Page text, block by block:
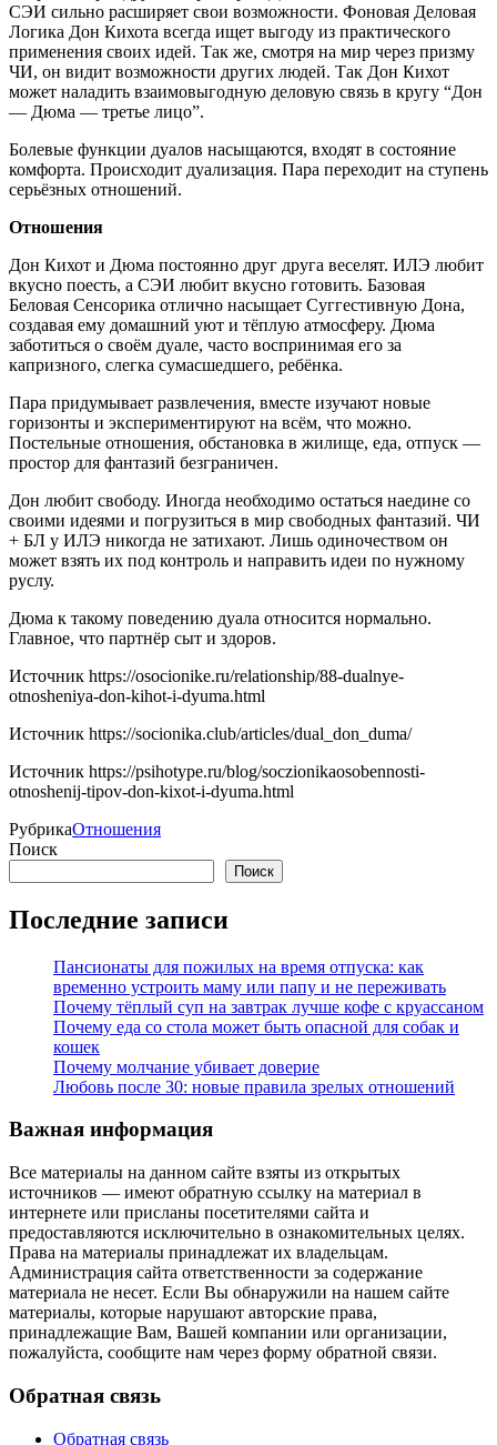
СЭИ сильно расширяет свои возможности. Фоновая Деловая
Логика Дон Кихота всегда ищет выгоду из практического
применения своих идей. Так же, смотря на мир через призму
ЧИ, он видит возможности других людей. Так Дон Кихот
может наладить взаимовыгодную деловую связь в кругу “Дон
— Дюма — третье лицо”.
Болевые функции дуалов насыщаются, входят в состояние
комфорта. Происходит дуализация. Пара переходит на ступень
серьёзных отношений.
Отношения
Дон Кихот и Дюма постоянно друг друга веселят. ИЛЭ любит
вкусно поесть, а СЭИ любит вкусно готовить. Базовая
Беловая Сенсорика отлично насыщает Суггестивную Дона,
создавая ему домашний уют и тёплую атмосферу. Дюма
заботиться о своём дуале, часто воспринимая его за
капризного, слегка сумасшедшего, ребёнка.
Пара придумывает развлечения, вместе изучают новые
горизонты и экспериментируют на всём, что можно.
Постельные отношения, обстановка в жилище, еда, отпуск —
простор для фантазий безграничен.
Дон любит свободу. Иногда необходимо остаться наедине со
своими идеями и погрузиться в мир свободных фантазий. ЧИ
+ БЛ у ИЛЭ никогда не затихают. Лишь одиночеством он
может взять их под контроль и направить идеи по нужному
руслу.
Дюма к такому поведению дуала относится нормально.
Главное, что партнёр сыт и здоров.
Источник https://osocionike.ru/relationship/88-dualnye-
otnosheniya-don-kihot-i-dyuma.html
Источник https://socionika.club/articles/dual_don_duma/
Источник https://psihotype.ru/blog/soczionikaosobennosti-
otnoshenij-tipov-don-kixot-i-dyuma.html
РубрикаОтношения
Поиск
Поиск
Последние записи
Пансионаты для пожилых на время отпуска: как
временно устроить маму или папу и не переживать
Почему тёплый суп на завтрак лучше кофе с круассаном
Почему еда со стола может быть опасной для собак и
кошек
Почему молчание убивает доверие
Любовь после 30: новые правила зрелых отношений
Важная информация
Все материалы на данном сайте взяты из открытых
источников — имеют обратную ссылку на материал в
интернете или присланы посетителями сайта и
предоставляются исключительно в ознакомительных целях.
Права на материалы принадлежат их владельцам.
Администрация сайта ответственности за содержание
материала не несет. Если Вы обнаружили на нашем сайте
материалы, которые нарушают авторские права,
принадлежащие Вам, Вашей компании или организации,
пожалуйста, сообщите нам через форму обратной связи.
Обратная связь
Обратная связь